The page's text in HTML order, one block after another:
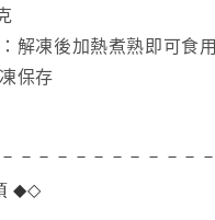
解凍後加熱煮熟即可食
保存
－－－－－－－－－－
◆◇